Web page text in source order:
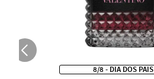
8/8 - DIA DOS PAIS